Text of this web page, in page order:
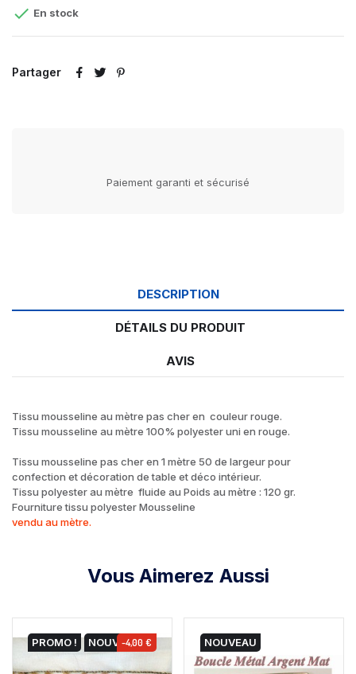
 En stock
Partager
Paiement garanti et sécurisé
DESCRIPTION
DÉTAILS DU PRODUIT
AVIS
Tissu mousseline au mètre pas cher en couleur rouge.
Tissu mousseline au mètre 100% polyester uni en rouge.
Tissu mousseline pas cher en 1 mètre 50 de largeur pour
confection et décoration de table et déco intérieur.
Tissu polyester au mètre fluide au Poids au mètre : 120 gr.
Fourniture tissu polyester Mousseline
vendu au mètre.
Vous Aimerez Aussi
PROMO ! NOUVEAU
-4,00 € NOUVEAU